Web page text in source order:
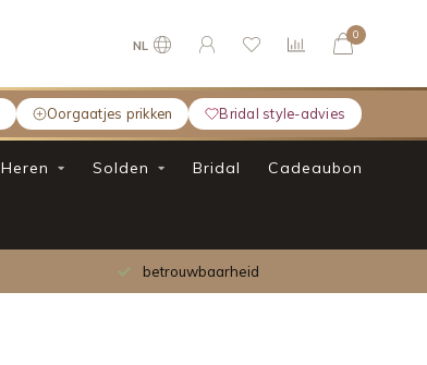
Oorgaatjes prikken Bridal style-advies
NL
0
Heren Solden Bridal Cadeaubon
betrouwbaarheid